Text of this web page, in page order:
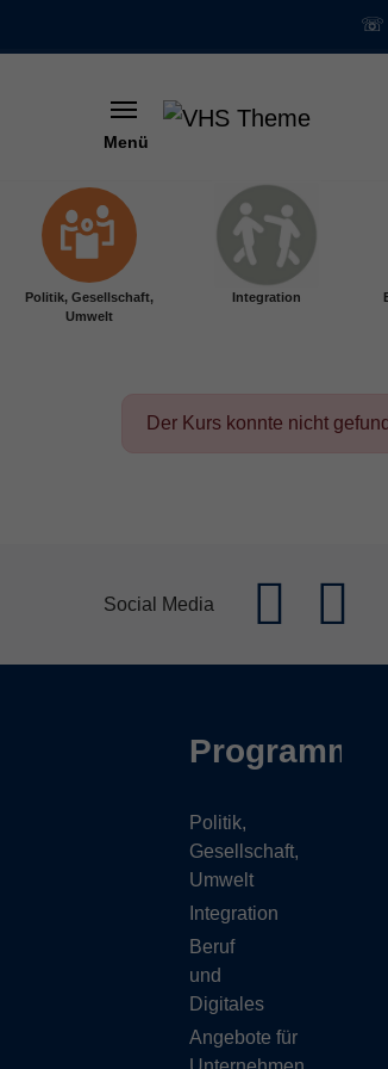
Skip to main content
☏
Menü
Politik, Gesellschaft,
Umwelt
Integration
Der Kurs konnte nicht
Social Media
Programm
Politik,
Gesellschaft,
Umwelt
Integration
Beruf
und
Digitales
Angebote für